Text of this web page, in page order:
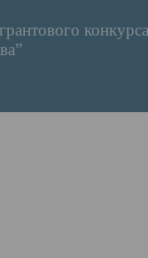
конкурса